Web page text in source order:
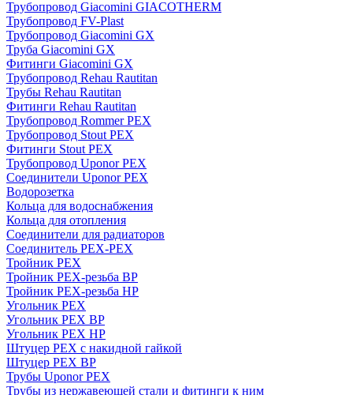
Трубопровод Giacomini GIACOTHERM
Трубопровод FV-Plast
Трубопровод Giacomini GX
Труба Giacomini GX
Фитинги Giacomini GX
Трубопровод Rehau Rautitan
Трубы Rehau Rautitan
Фитинги Rehau Rautitan
Трубопровод Rommer PEX
Трубопровод Stout PEX
Фитинги Stout PEX
Трубопровод Uponor PEX
Соединители Uponor PEX
Водорозетка
Кольца для водоснабжения
Кольца для отопления
Соединители для радиаторов
Соединитель PEX-PEX
Тройник PEX
Тройник PEX-резьба ВР
Тройник PEX-резьба НР
Угольник PEX
Угольник PEX ВР
Угольник PEX НР
Штуцер PEX c накидной гайкой
Штуцер PEX ВР
Трубы Uponor PEX
Трубы из нержавеющей стали и фитинги к ним